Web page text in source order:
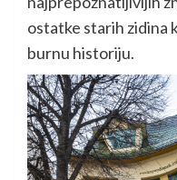
ostatke starih zidina
burnu historiju.